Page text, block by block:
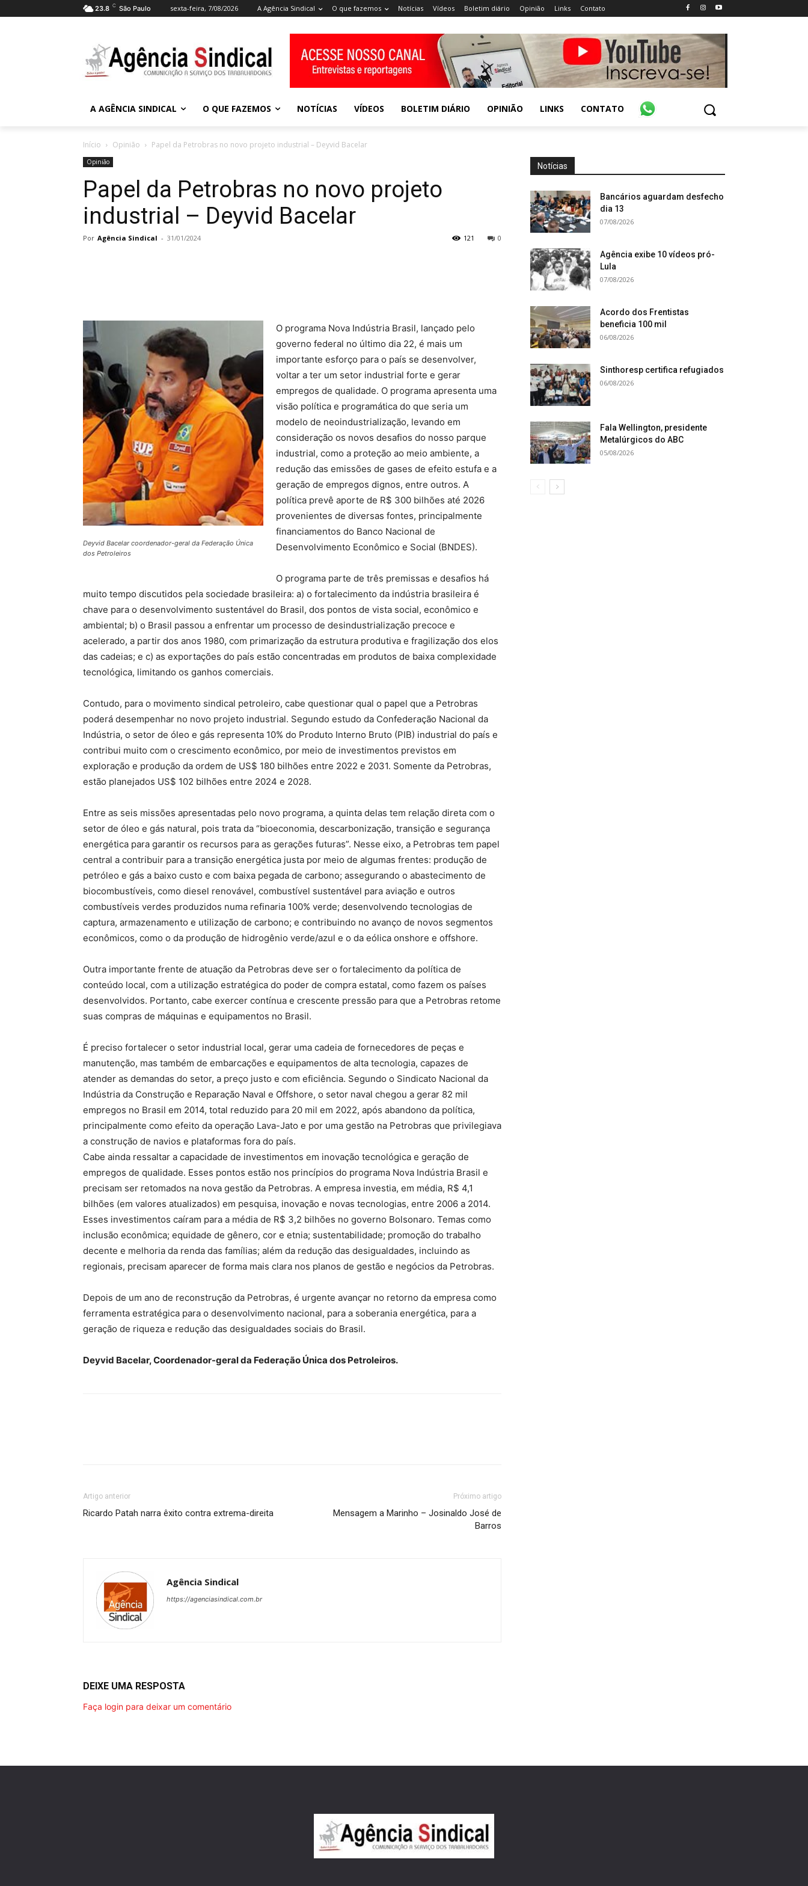
23.8 C São Paulo sexta-feira, 7/08/2026 A Agência Sindical O que fazemos Notícias Vídeos Boletim diário Opinião Links Contato
A AGÊNCIA SINDICAL O QUE FAZEMOS NOTÍCIAS VÍDEOS BOLETIM DIÁRIO OPINIÃO LINKS CONTATO
Início Opinião Papel da Petrobras no novo projeto industrial – Deyvid Bacelar
Opinião
Papel da Petrobras no novo projeto
industrial – Deyvid Bacelar
Por Agência Sindical - 31/01/2024 0
121
Deyvid Bacelar coordenador-geral da Federação Única
dos Petroleiros
O programa Nova Indústria Brasil, lançado pelo
governo federal no último dia 22, é mais um
importante esforço para o país se desenvolver,
voltar a ter um setor industrial forte e gerar
empregos de qualidade. O programa apresenta uma
visão política e programática do que seria um
modelo de neoindustrialização, levando em
consideração os novos desafios do nosso parque
industrial, como a proteção ao meio ambiente, a
redução das emissões de gases de efeito estufa e a
geração de empregos dignos, entre outros. A
política prevê aporte de R$ 300 bilhões até 2026
provenientes de diversas fontes, principalmente
financiamentos do Banco Nacional de
Desenvolvimento Econômico e Social (BNDES).
O programa parte de três premissas e desafios há
muito tempo discutidos pela sociedade brasileira: a) o fortalecimento da indústria brasileira é
chave para o desenvolvimento sustentável do Brasil, dos pontos de vista social, econômico e
ambiental; b) o Brasil passou a enfrentar um processo de desindustrialização precoce e
acelerado, a partir dos anos 1980, com primarização da estrutura produtiva e fragilização dos elos
das cadeias; e c) as exportações do país estão concentradas em produtos de baixa complexidade
tecnológica, limitando os ganhos comerciais.
Contudo, para o movimento sindical petroleiro, cabe questionar qual o papel que a Petrobras
poderá desempenhar no novo projeto industrial. Segundo estudo da Confederação Nacional da
Indústria, o setor de óleo e gás representa 10% do Produto Interno Bruto (PIB) industrial do país e
contribui muito com o crescimento econômico, por meio de investimentos previstos em
exploração e produção da ordem de US$ 180 bilhões entre 2022 e 2031. Somente da Petrobras,
estão planejados US$ 102 bilhões entre 2024 e 2028.
Entre as seis missões apresentadas pelo novo programa, a quinta delas tem relação direta com o
setor de óleo e gás natural, pois trata da “bioeconomia, descarbonização, transição e segurança
energética para garantir os recursos para as gerações futuras”. Nesse eixo, a Petrobras tem papel
central a contribuir para a transição energética justa por meio de algumas frentes: produção de
petróleo e gás a baixo custo e com baixa pegada de carbono; assegurando o abastecimento de
biocombustíveis, como diesel renovável, combustível sustentável para aviação e outros
combustíveis verdes produzidos numa refinaria 100% verde; desenvolvendo tecnologias de
captura, armazenamento e utilização de carbono; e contribuindo no avanço de novos segmentos
econômicos, como o da produção de hidrogênio verde/azul e o da eólica onshore e offshore.
Outra importante frente de atuação da Petrobras deve ser o fortalecimento da política de
conteúdo local, com a utilização estratégica do poder de compra estatal, como fazem os países
desenvolvidos. Portanto, cabe exercer contínua e crescente pressão para que a Petrobras retome
suas compras de máquinas e equipamentos no Brasil.
É preciso fortalecer o setor industrial local, gerar uma cadeia de fornecedores de peças e
manutenção, mas também de embarcações e equipamentos de alta tecnologia, capazes de
atender as demandas do setor, a preço justo e com eficiência. Segundo o Sindicato Nacional da
Indústria da Construção e Reparação Naval e Offshore, o setor naval chegou a gerar 82 mil
empregos no Brasil em 2014, total reduzido para 20 mil em 2022, após abandono da política,
principalmente como efeito da operação Lava-Jato e por uma gestão na Petrobras que privilegiava
a construção de navios e plataformas fora do país.
Cabe ainda ressaltar a capacidade de investimentos em inovação tecnológica e geração de
empregos de qualidade. Esses pontos estão nos princípios do programa Nova Indústria Brasil e
precisam ser retomados na nova gestão da Petrobras. A empresa investia, em média, R$ 4,1
bilhões (em valores atualizados) em pesquisa, inovação e novas tecnologias, entre 2006 a 2014.
Esses investimentos caíram para a média de R$ 3,2 bilhões no governo Bolsonaro. Temas como
inclusão econômica; equidade de gênero, cor e etnia; sustentabilidade; promoção do trabalho
decente e melhoria da renda das famílias; além da redução das desigualdades, incluindo as
regionais, precisam aparecer de forma mais clara nos planos de gestão e negócios da Petrobras.
Depois de um ano de reconstrução da Petrobras, é urgente avançar no retorno da empresa como
ferramenta estratégica para o desenvolvimento nacional, para a soberania energética, para a
geração de riqueza e redução das desigualdades sociais do Brasil.
Deyvid Bacelar, Coordenador-geral da Federação Única dos Petroleiros.
Artigo anterior
Ricardo Patah narra êxito contra extrema-direita
Próximo artigo
Mensagem a Marinho – Josinaldo José de
Barros
Agência Sindical
https://agenciasindical.com.br
DEIXE UMA RESPOSTA
Faça login para deixar um comentário
Notícias
Bancários aguardam desfecho
dia 13
07/08/2026
Agência exibe 10 vídeos pró-
Lula
07/08/2026
Acordo dos Frentistas
beneficia 100 mil
06/08/2026
Sinthoresp certifica refugiados
06/08/2026
Fala Wellington, presidente
Metalúrgicos do ABC
05/08/2026